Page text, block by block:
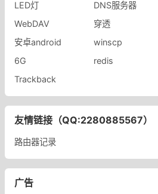
LED灯 DNS服务器
WebDAV
穿透
安卓android
winscp
6G
redis
Trackback
友情链接（QQ:2280885567）
路由器记录
广告